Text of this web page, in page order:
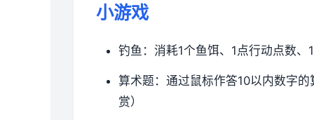
小游戏
钓鱼：消耗1个鱼饵、1点行动点数
算术题：通过鼠标作答10以内数字
赏）